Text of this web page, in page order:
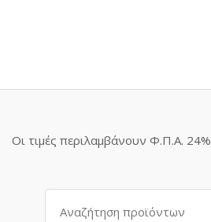
Οι τιμές περιλαμβάνουν Φ.Π.Α. 24%
Αναζήτηση